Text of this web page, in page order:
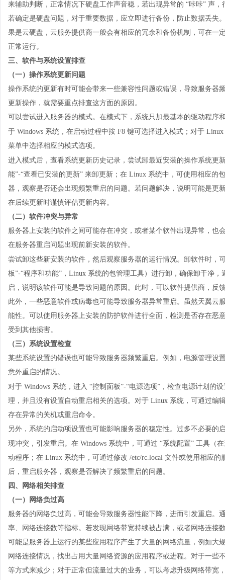
来辅助判断，正常情况下硬盘工作声音稳，若出现异常的 “咔咔” 声
若确定是硬盘问题，对于重要数据，应立即进行备份，防止数据丢失
果是云硬盘，云服务提供商一般会有相应的冗余和备份机制，可在一
正常运行。
三、软件与系统设置排查
（一）操作系统更新问题
操作系统的更新有时可能会带来一些兼容性问题或错误，导致服务器
更新操作，就需要重点排查这方面的原因。
可以尝试进入服务器的模式。在模式下，系统只加最基本的驱动程序
于 Windows 系统，在启动过程中按 F8 键可选择进入模式；对于
菜单中选择相应的模式选项。
进入模式后，查看系统更新历史记录，尝试卸最近安装的操作系统更
能”-“查看已安装的更新” 来卸更新；在 Linux 系统中，可使用相应的
器，观察是否还会出现频繁重启的问题。若问题解决，说明可能是更
在后续更新时谨慎评估更新内容。
（二）软件冲突与异常
服务器上安装的软件之间可能存在冲突，或者某个软件出现异常，
在服务器重启问题出现前新安装的软件。
尝试卸这些新安装的软件，然后观察服务器的运行情况。卸软件时，
板”-“程序和功能”，Linux 系统的包管理工具）进行卸，确保卸干净
启，说明该软件可能是导致问题的原因。此时，可以软件提供商，反
此外，一些恶意软件或病毒也可能导致服务器异常重启。虽然天翼云
能性。可以使用服务器上安装的防护软件进行全面，检测是否存在恶
受到其他损害。
（三）系统设置检查
某些系统设置的错误也可能导致服务器频繁重启。例如，电源管理设
意外重启的情况。
对于 Windows 系统，进入 “控制面板”-“电源选项”，检查电源计划的
理，并且没有设置自动重启相关的选项。对于 Linux 系统，可通过编
存在异常的关机或重启命令。
另外，系统的启动项设置也可能影响服务器的稳定性。过多不必要
现冲突，引发重启。在 Windows 系统中，可通过 “系统配置” 工具（
动程序；在 Linux 系统中，可通过修改 /etc/rc.local 文件或使用相应
后，重启服务器，观察是否解决了频繁重启的问题。
四、网络相关排查
（一）网络负过高
服务器的网络负过高，可能会导致服务器性能下降，进而引发重启
率、网络连接数等指标。若发现网络带宽持续被占满，或者网络连接
可能是服务器上运行的某些应用程序产生了大量的网络流量，例如大
网络连接情况，找出占用大量网络资源的应用程序或进程。对于一
等方式来减少；对于正常但流量过大的业务，可以考虑升级网络带宽